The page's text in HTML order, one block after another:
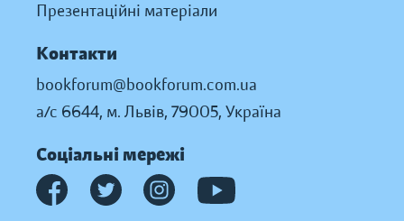
Презентаційні матеріали
Контакти
bookforum@bookforum.com.ua
а/с 6644, м. Львів, 79005, Україна
Соціальні мережі